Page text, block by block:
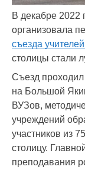
В декабре 2022
организовала
съезда
столицы стали
Съезд
на Большой
ВУЗов,
учреждений
участников из
столицу.
преподавания